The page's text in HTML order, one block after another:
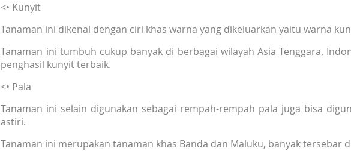
<• Kunyit
Tanaman ini dikenal dengan ciri khas warna yang dikeluarkan yaitu warna
Tanaman ini tumbuh cukup banyak di berbagai wilayah Asia Tenggara.
penghasil kunyit terbaik.
<• Pala
Tanaman ini selain digunakan sebagai rempah-rempah pala juga bisa
astiri.
Tanaman ini merupakan tanaman khas Banda dan Maluku, banyak tersebar